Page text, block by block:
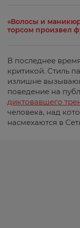
«Волосы и
торсом произвел
В последнее
критикой. Стиль
излишне
поведение на
диктовавшего
человека, над
насмехаются в